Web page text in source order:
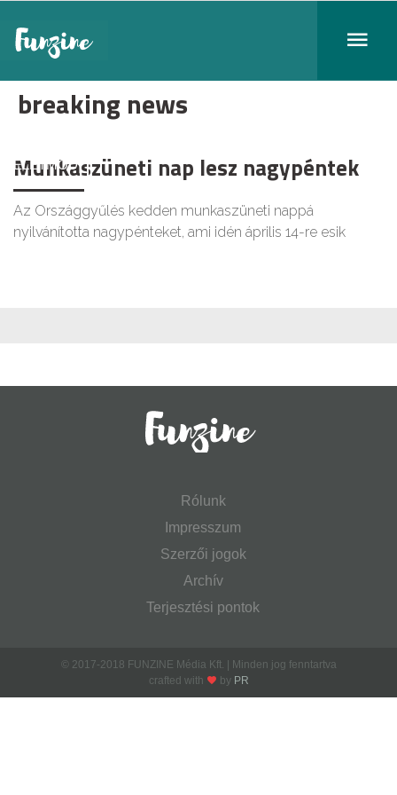
breaking news
ÉLETMÓD
Munkaszüneti nap lesz nagypéntek
Az Országgyűlés kedden munkaszüneti nappá
nyilvánította nagypénteket, ami idén április 14-re esik
Rólunk
Impresszum
Szerzői jogok
Archív
Terjesztési pontok
© 2017-2018 FUNZINE Média Kft. | Minden jog fenntartva
crafted with
by PR